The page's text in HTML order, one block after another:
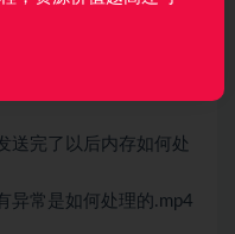
暂存状态的相应.mp4
送完了以后内存如何处
异常是如何处理的.mp4